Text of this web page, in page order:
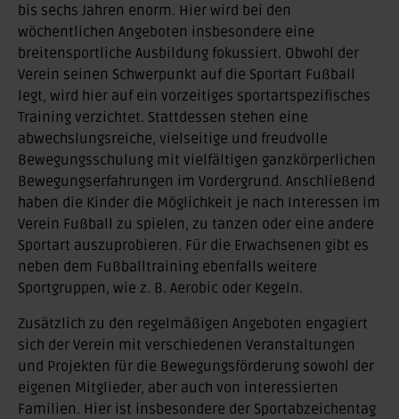
bis sechs Jahren enorm. Hier wird bei den
wöchentlichen Angeboten insbesondere eine
breitensportliche Ausbildung fokussiert. Obwohl der
Verein seinen Schwerpunkt auf die Sportart Fußball
legt, wird hier auf ein vorzeitiges sportartspezifisches
Training verzichtet. Stattdessen stehen eine
abwechslungsreiche, vielseitige und freudvolle
Bewegungsschulung mit vielfältigen ganzkörperlichen
Bewegungserfahrungen im Vordergrund. Anschließend
haben die Kinder die Möglichkeit je nach Interessen im
Verein Fußball zu spielen, zu tanzen oder eine andere
Sportart auszuprobieren. Für die Erwachsenen gibt es
neben dem Fußballtraining ebenfalls weitere
Sportgruppen, wie z. B. Aerobic oder Kegeln.
Zusätzlich zu den regelmäßigen Angeboten engagiert
sich der Verein mit verschiedenen Veranstaltungen
und Projekten für die Bewegungsförderung sowohl der
eigenen Mitglieder, aber auch von interessierten
Familien. Hier ist insbesondere der Sportabzeichentag